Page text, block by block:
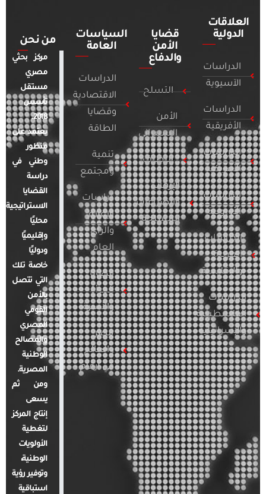
العلاقات
الدولية
الدراسات
الآسيوية
الدراسات
الأفريقية
الدراسات
الأمريكية
الدراسات
الأوروبية
الدراسات
العربية
والإقليمية
الدراسات
الفلسطينية
والإسرائيلية
قضايا
الأمن
والدفاع
التسلح
الأمن
السيبراني
التطرف
الإرهاب
والصراعات
المسلحة
السياسات
العامة
الدراسات
الاقتصادية
وقضايا
الطاقة
تنمية
ومجتمع
دراسات
الإعلام
والرأي
العام
قضايا
المرأة
والأسرة
مصر
والعالم
في أرقام
من نحن
مركز بحثي
مصري
مستقل
تأسس
2018.
يعتمد على
منظور
وطني في
دراسة
القضايا
الاستراتيجية
محليًا
وإقليميًا
ودوليًا
خاصة تلك
التي تتصل
بالأمن
القومي
المصري
والمصالح
الوطنية
المصرية.
ومن ثم
يسعى
إنتاج المركز
لتغطية
الأولويات
الوطنية،
وتوفير رؤية
استباقية